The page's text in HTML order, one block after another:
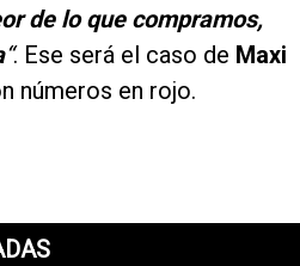
de lo que compramos,
“. Ese será el caso de Maxi
números en rojo.